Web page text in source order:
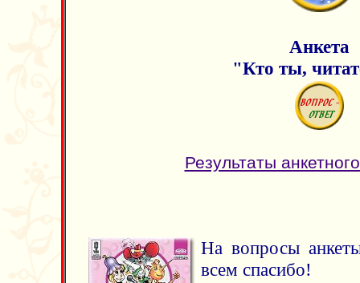
Анкета
"Кто ты,
Результаты
На вопросы
всем спасибо!